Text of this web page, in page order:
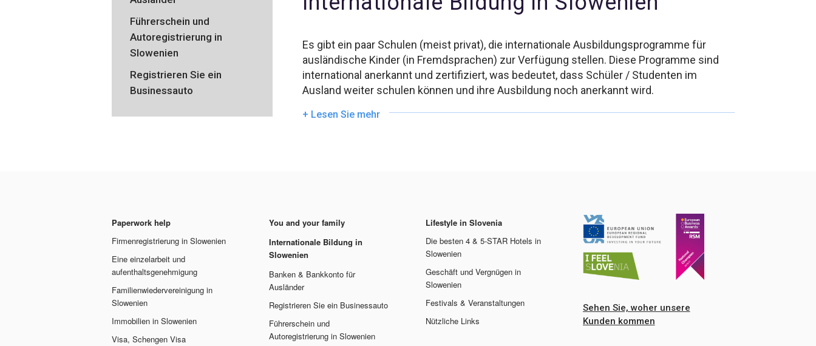
Es gibt ein paar Schulen (meist privat), die internationale Ausbildungsprogramme für
ausländische Kinder (in Fremdsprachen) zur Verfügung stellen. Diese Programme sind
international anerkannt und zertifiziert, was bedeutet, dass Schüler / Studenten im
Ausland weiter schulen können und ihre Ausbildung noch anerkannt wird.
+ Lesen Sie mehr
Führerschein und
Autoregistrierung in
Slowenien
Registrieren Sie ein
Businessauto
Paperwork help
Firmenregistrierung in Slowenien
Eine einzelarbeit und
aufenthaltsgenehmigung
Familienwiedervereinigung in
Slowenien
Immobilien in Slowenien
Visa, Schengen Visa
You and your family
Internationale Bildung in
Slowenien
Banken & Bankkonto für
Ausländer
Registrieren Sie ein Businessauto
Führerschein und
Autoregistrierung in Slowenien
Lifestyle in Slovenia
Die besten 4 & 5-STAR Hotels in
Slowenien
Geschäft und Vergnügen in
Slowenien
Festivals & Veranstaltungen
Nützliche Links
Sehen Sie, woher unsere
Kunden kommen